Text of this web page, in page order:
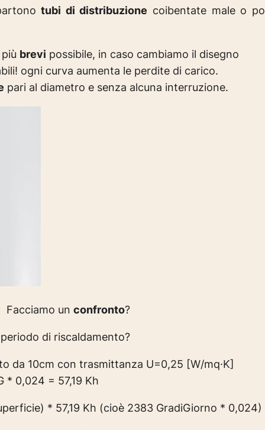
tubi di distribuzione coibentate male o
brevi possibile, in caso cambiamo il disegno
ogni curva aumenta le perdite di carico.
pari al diametro e senza alcuna interruzione.
Facciamo un confronto?
di riscaldamento?
da 10cm con trasmittanza U=0,25 [W/mq·K]
* 0,024 = 57,19 Kh
* 57,19 Kh (cioè 2383 GradiGiorno * 0,024)